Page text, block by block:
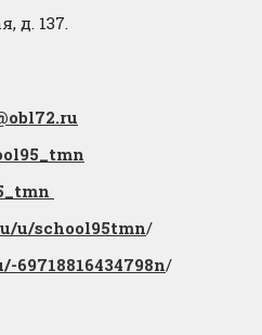
д. 137.
u/school95tmn/
69718816434798n/